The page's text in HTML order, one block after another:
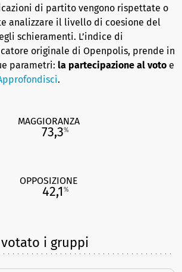
di partito vengono rispettate o
analizzare il livello di coesione del
schieramenti. L’indice di
originale di Openpolis, prende in
parametri: la partecipazione al voto e
.
MAGGIORANZA
73,3%
OPPOSIZIONE
42,1%
i gruppi